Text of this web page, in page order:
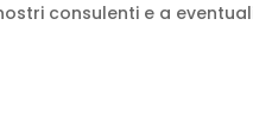
consulenti e a